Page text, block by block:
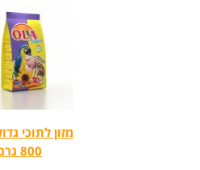
מזון לתוכי
800 גרם